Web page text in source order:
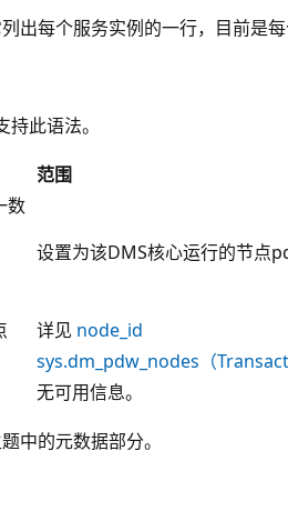
出每个服务实例的一行，目前是每
此语法。
范围
数
设置为该DMS核心运行的节点
详见 node_id
sys.dm_pdw_nodes（Transact-
无可用信息。
中的元数据部分。